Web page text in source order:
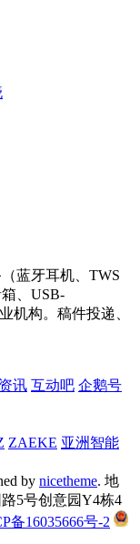
蓝牙耳机、TWS
、USB-
机构。稿件投递、
讯 互动吧 企鹅号
ZAEKE 亚洲智能
by nicetheme. 地
5号创意园Y4栋4
备16035666号-2